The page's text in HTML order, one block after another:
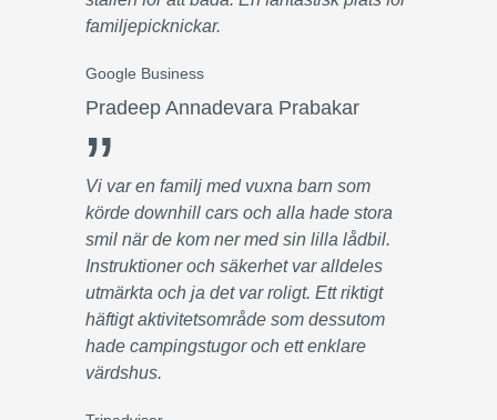
familjepicknickar.
Google Business
Pradeep Annadevara Prabakar
”
Vi var en familj med vuxna barn som
körde downhill cars och alla hade stora
smil när de kom ner med sin lilla lådbil.
Instruktioner och säkerhet var alldeles
utmärkta och ja det var roligt. Ett riktigt
häftigt aktivitetsområde som dessutom
hade campingstugor och ett enklare
värdshus.